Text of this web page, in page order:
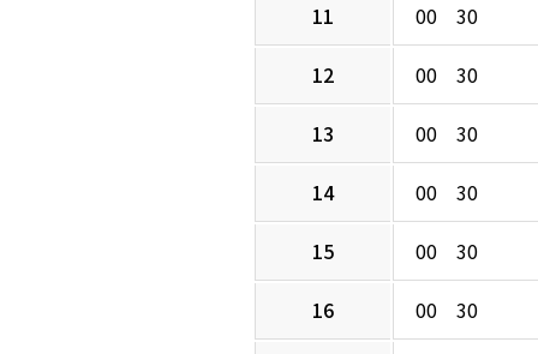
11 00 30
12 00 30
13 00 30
14 00 30
15 00 30
16 00 30